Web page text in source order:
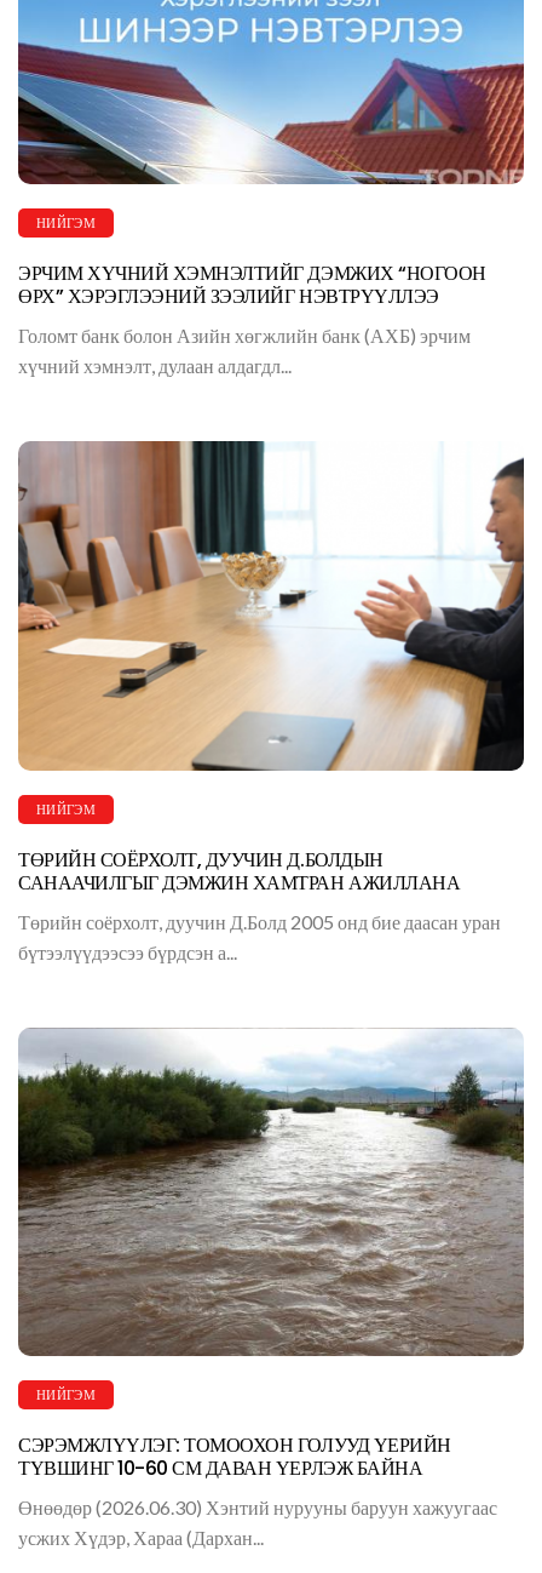
НИЙГЭМ
ЭРЧИМ ХҮЧНИЙ ХЭМНЭЛТИЙГ ДЭМЖИХ “НОГООН
ӨРХ” ХЭРЭГЛЭЭНИЙ ЗЭЭЛИЙГ НЭВТРҮҮЛЛЭЭ
Голомт банк болон Азийн хөгжлийн банк (АХБ) эрчим
хүчний хэмнэлт, дулаан алдагдл...
НИЙГЭМ
ТӨРИЙН СОЁРХОЛТ, ДУУЧИН Д.БОЛДЫН
САНААЧИЛГЫГ ДЭМЖИН ХАМТРАН АЖИЛЛАНА
Төрийн соёрхолт, дуучин Д.Болд 2005 онд бие даасан уран
бүтээлүүдээсээ бүрдсэн а...
НИЙГЭМ
СЭРЭМЖЛҮҮЛЭГ: ТОМООХОН ГОЛУУД ҮЕРИЙН
ТҮВШИНГ 10-60 СМ ДАВАН ҮЕРЛЭЖ БАЙНА
Өнөөдөр (2026.06.30) Хэнтий нурууны баруун хажуугаас
усжих Хүдэр, Хараа (Дархан...